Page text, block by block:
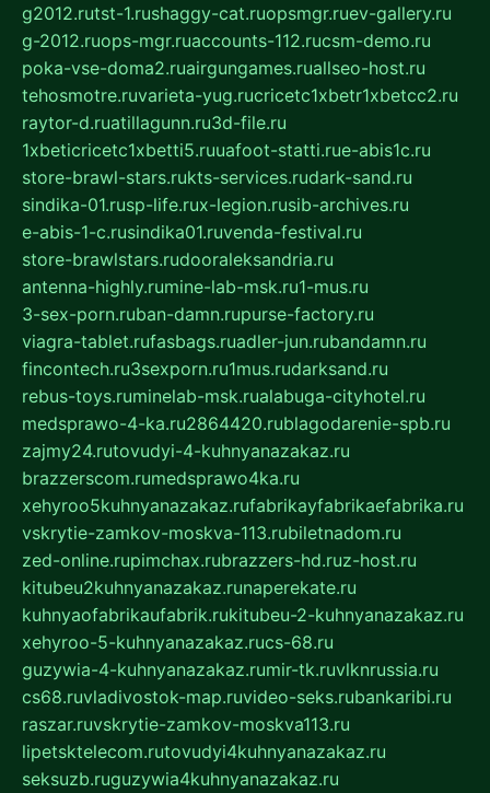
g2012.rutst-1.rushaggy-cat.ruopsmgr.ruev-gallery.ru
g-2012.ruops-mgr.ruaccounts-112.rucsm-demo.ru
poka-vse-doma2.ruairgungames.ruallseo-host.ru
tehosmotre.ruvarieta-yug.rucricetc1xbetr1xbetcc2.ru
raytor-d.ruatillagunn.ru3d-file.ru
1xbeticricetc1xbetti5.ruuafoot-statti.rue-abis1c.ru
store-brawl-stars.rukts-services.rudark-sand.ru
sindika-01.rusp-life.rux-legion.rusib-archives.ru
e-abis-1-c.rusindika01.ruvenda-festival.ru
store-brawlstars.rudooraleksandria.ru
antenna-highly.rumine-lab-msk.ru1-mus.ru
3-sex-porn.ruban-damn.rupurse-factory.ru
viagra-tablet.rufasbags.ruadler-jun.rubandamn.ru
fincontech.ru3sexporn.ru1mus.rudarksand.ru
rebus-toys.ruminelab-msk.rualabuga-cityhotel.ru
medsprawo-4-ka.ru2864420.rublagodarenie-spb.ru
zajmy24.rutovudyi-4-kuhnyanazakaz.ru
brazzerscom.rumedsprawo4ka.ru
xehyroo5kuhnyanazakaz.rufabrikayfabrikaefabrika.ru
vskrytie-zamkov-moskva-113.rubiletnadom.ru
zed-online.rupimchax.rubrazzers-hd.ruz-host.ru
kitubeu2kuhnyanazakaz.runaperekate.ru
kuhnyaofabrikaufabrik.rukitubeu-2-kuhnyanazakaz.ru
xehyroo-5-kuhnyanazakaz.rucs-68.ru
guzywia-4-kuhnyanazakaz.rumir-tk.ruvlknrussia.ru
cs68.ruvladivostok-map.ruvideo-seks.rubankaribi.ru
raszar.ruvskrytie-zamkov-moskva113.ru
lipetsktelecom.rutovudyi4kuhnyanazakaz.ru
seksuzb.ruguzywia4kuhnyanazakaz.ru